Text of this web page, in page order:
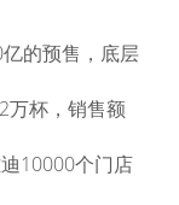
的预售，底层
万杯，销售额
10000个门店